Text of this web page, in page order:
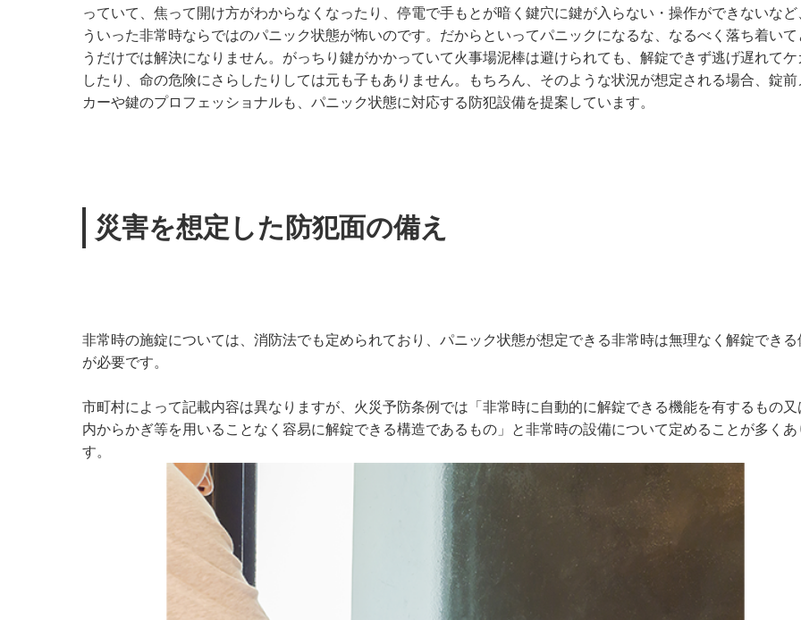
っていて、焦って開け方がわからなくなったり、停電で手もとが暗く鍵穴に鍵が入らない・操作ができないなど
ういった非常時ならではのパニック状態が怖いのです。だからといってパニックになるな、なるべく落ち着いて
うだけでは解決になりません。がっちり鍵がかかっていて火事場泥棒は避けられても、解錠できず逃げ遅れてケ
したり、命の危険にさらしたりしては元も子もありません。もちろん、そのような状況が想定される場合、錠前
カーや鍵のプロフェッショナルも、パニック状態に対応する防犯設備を提案しています。
災害を想定した防犯面の備え
非常時の施錠については、消防法でも定められており、パニック状態が想定できる非常時は無理なく解錠できる
が必要です。
市町村によって記載内容は異なりますが、火災予防条例では「非常時に自動的に解錠できる機能を有するもの又
内からかぎ等を用いることなく容易に解錠できる構造であるもの」と非常時の設備について定めることが多くあ
す。